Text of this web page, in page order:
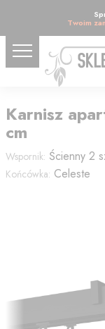
Twoim
Karnisz
cm
Wspornik: Ścienny 2
Końcówka: Celeste